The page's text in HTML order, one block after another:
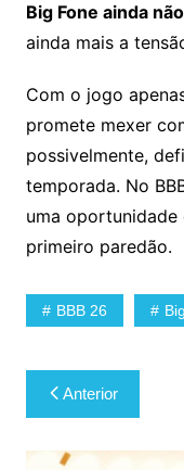
Big Fone ainda
ainda mais a
Com o jogo
promete mexer
possivelmente,
temporada. No
uma oportunidade
primeiro paredão.
BBB 26
Navegação
de
Post
Anterior